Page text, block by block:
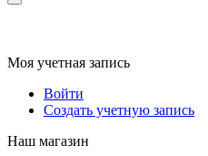
Моя учетная запись
Войти
Создать учетную запись
Наш магазин